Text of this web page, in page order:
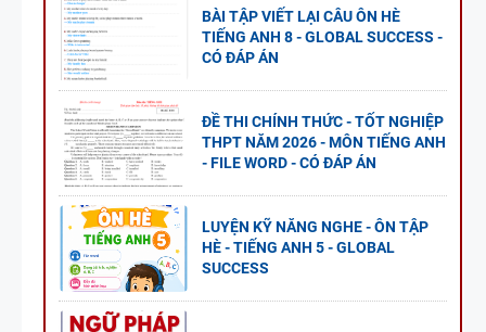
BÀI TẬP VIẾT LẠI CÂU ÔN HÈ
TIẾNG ANH 8 - GLOBAL SUCCESS -
CÓ ĐÁP ÁN
ĐỀ THI CHÍNH THỨC - TỐT NGHIỆP
THPT NĂM 2026 - MÔN TIẾNG ANH
- FILE WORD - CÓ ĐÁP ÁN
LUYỆN KỸ NĂNG NGHE - ÔN TẬP
HÈ - TIẾNG ANH 5 - GLOBAL
SUCCESS